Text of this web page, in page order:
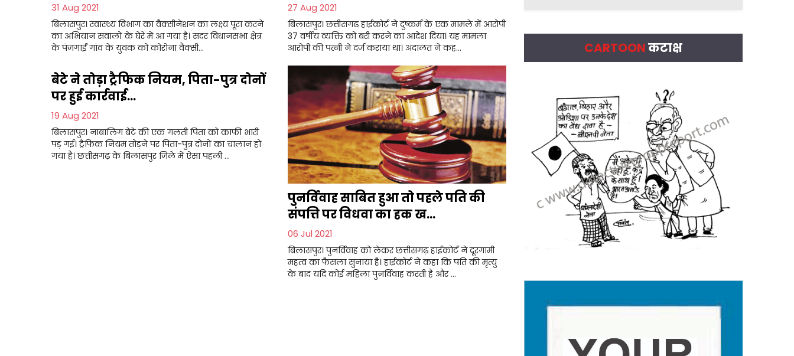
31 Aug 2021
बिलासपुर। स्वास्थ्य विभाग का वैक्सीनेशन का लक्ष्य पूरा करने
का अभियान सवालों के घेरे में आ गया है। सदर विधानसभा क्षेत्र
के पंजगाईं गांव के युवक को कोरोना वैक्सी...
27 Aug 2021
बिलासपुर। छत्तीसगढ़ हाईकोर्ट ने दुष्कर्म के एक मामले में आरोपी
37 वर्षीय व्यक्ति को बरी करने का आदेश दिया। यह मामला
आरोपी की पत्नी ने दर्ज कराया था। अदालत ने कह...
बेटे ने तोड़ा ट्रैफिक नियम, पिता-पुत्र दोनों
पर हुई कार्रवाई...
19 Aug 2021
बिलासपुर। नाबालिग बेटे की एक गलती पिता को काफी भारी
पड़ गई। ट्रैफिक नियम तोड़ने पर पिता-पुत्र दोनों का चालान हो
गया है। छत्तीसगढ़ के बिलासपुर जिले में ऐसा पहली ...
पुनर्विवाह साबित हुआ तो पहले पति की
संपत्ति पर विधवा का हक ख...
06 Jul 2021
बिलासपुर। पुनर्विवाह को लेकर छत्तीसगढ़ हाईकोर्ट ने दूरगामी
महत्व का फैसला सुनाया है। हाईकोर्ट ने कहा कि पति की मृत्यु
के बाद यदि कोई महिला पुनर्विवाह करती है और ...
CARTOONकटाक्ष